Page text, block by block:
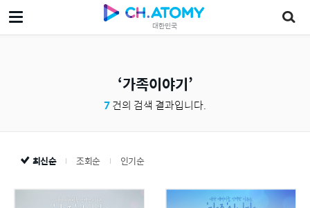
대한민국
가족이야기
7건의 검색 결과입니다.
최신순 조회순 인기순